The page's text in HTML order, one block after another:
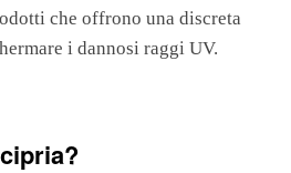
che offrono una discreta
i dannosi raggi UV.